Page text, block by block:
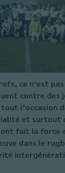
ce n’est
contre des
l’occasion
et
fait la force
dans le